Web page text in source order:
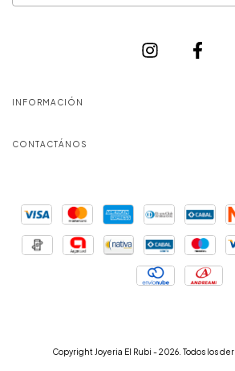
INFORMACIÓN
CONTACTÁNOS
Copyright Joyeria El Rubi - 2026. Todos los